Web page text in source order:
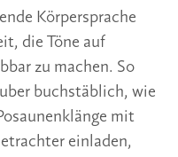
Körpersprache
die Töne auf
zu machen. So
buchstäblich, wie
mit
einladen,